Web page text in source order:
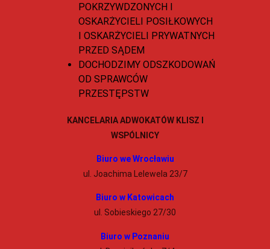
KANCELARIA ADWOKATÓW KLISZ I
WSPÓLNICY
Biuro we Wrocławiu
ul. Joachima Lelewela 23/7
Biuro w Katowicach
ul. Sobieskiego 27/30
Biuro w Poznaniu
POKRZYWDZONYCH I
OSKARŻYCIELI POSIŁKOWYCH
I OSKARŻYCIELI PRYWATNYCH
PRZED SĄDEM
DOCHODZIMY ODSZKODOWAŃ
OD SPRAWCÓW
PRZESTĘPSTW